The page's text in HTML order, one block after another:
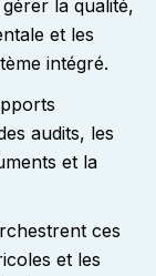
la qualité,
et les
intégré.
audits, les
et la
ces
et les